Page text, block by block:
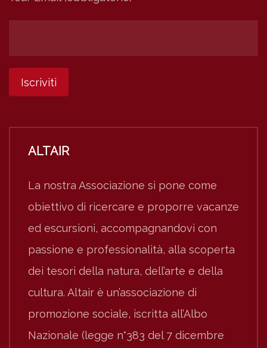
ALTAIR
La nostra Associazione si pone come
obiettivo di ricercare e proporre vacanze
ed escursioni, accompagnandovi con
passione e professionalità, alla scoperta
dei tesori della natura, dell’arte e della
cultura. Altair è un’associazione di
promozione sociale, iscritta all’Albo
Nazionale (legge n°383 del 7 dicembre